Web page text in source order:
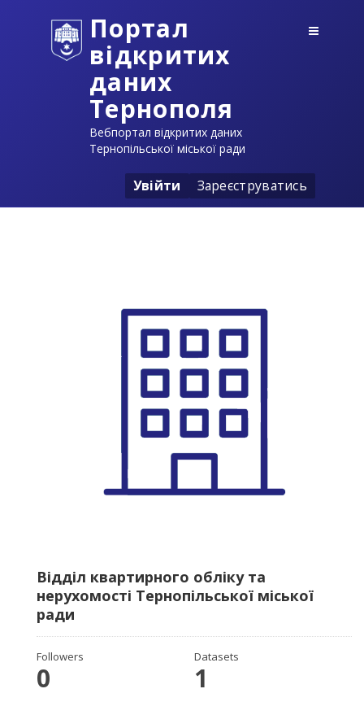
Портал
відкритих
даних
Тернополя
Вебпортал відкритих даних
Тернопільської міської ради
Увійти Зареєструватись
Відділ квартирного обліку та
нерухомості Тернопільської міської
ради
Followers
0
Datasets
1